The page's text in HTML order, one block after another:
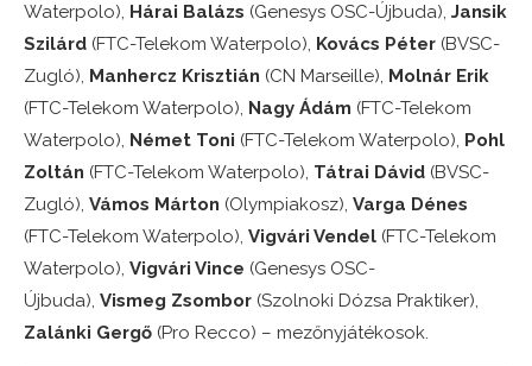
Waterpolo), Hárai Balázs (Genesys OSC-Újbuda), Jansik
Szilárd (FTC-Telekom Waterpolo), Kovács Péter (BVSC-
Zugló), Manhercz Krisztián (CN Marseille), Molnár Erik
(FTC-Telekom Waterpolo), Nagy Ádám (FTC-Telekom
Waterpolo), Német Toni (FTC-Telekom Waterpolo), Pohl
Zoltán (FTC-Telekom Waterpolo), Tátrai Dávid (BVSC-
Zugló), Vámos Márton (Olympiakosz), Varga Dénes
(FTC-Telekom Waterpolo), Vigvári Vendel (FTC-Telekom
Waterpolo), Vigvári Vince (Genesys OSC-
Újbuda), Vismeg Zsombor (Szolnoki Dózsa Praktiker),
Zalánki Gergő (Pro Recco) – mezőnyjátékosok.